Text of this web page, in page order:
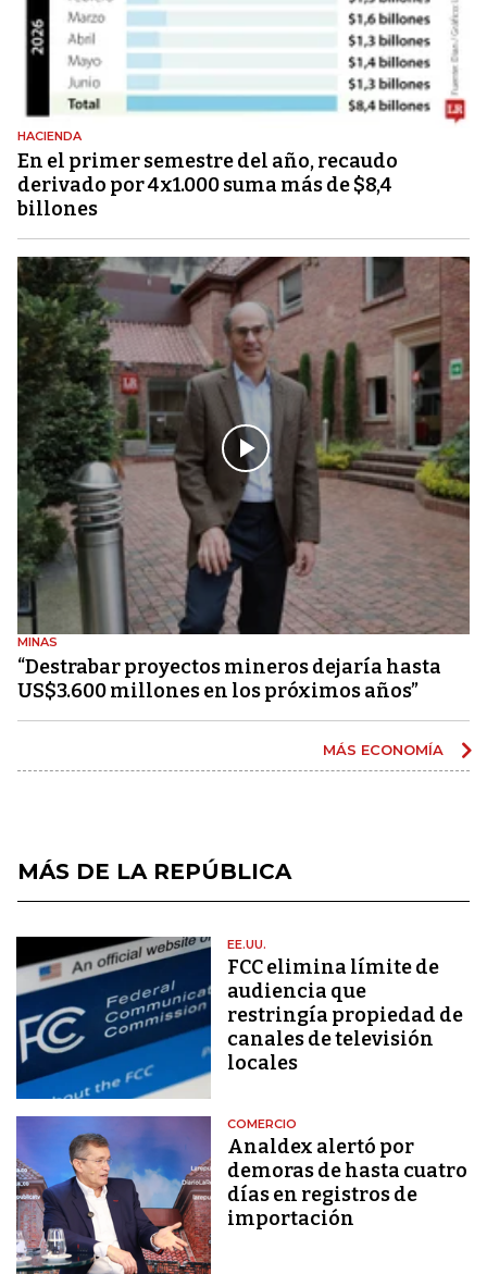
HACIENDA
En el primer semestre del año, recaudo
derivado por 4x1.000 suma más de $8,4
billones
MINAS
“Destrabar proyectos mineros dejaría hasta
US$3.600 millones en los próximos años”
MÁS ECONOMÍA
MÁS DE LA REPÚBLICA
EE.UU.
FCC elimina límite de
audiencia que
restringía propiedad de
canales de televisión
locales
COMERCIO
Analdex alertó por
demoras de hasta cuatro
días en registros de
importación